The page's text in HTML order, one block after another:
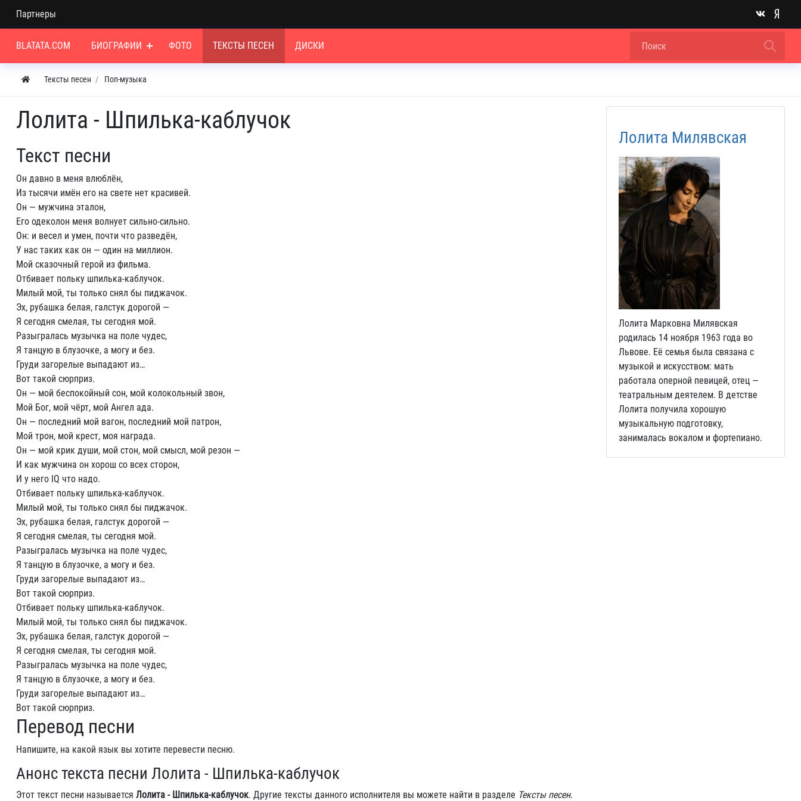
Партнеры
BLATATA.COM БИОГРАФИИ ФОТО ТЕКСТЫ ПЕСЕН ДИСКИ
Тексты песен Поп-музыка
Лолита - Шпилька-каблучок
Текст песни
Он давно в меня влюблён,
Из тысячи имён его на свете нет красивей.
Он — мужчина эталон,
Его одеколон меня волнует сильно-сильно.
Он: и весел и умен, почти что разведён,
У нас таких как он — один на миллион.
Мой сказочный герой из фильма.
Отбивает польку шпилька-каблучок.
Милый мой, ты только снял бы пиджачок.
Эх, рубашка белая, галстук дорогой —
Я сегодня смелая, ты сегодня мой.
Разыгралась музычка на поле чудес,
Я танцую в блузочке, а могу и без.
Груди загорелые выпадают из…
Вот такой сюрприз.
Он — мой беспокойный сон, мой колокольный звон,
Мой Бог, мой чёрт, мой Ангел ада.
Он — последний мой вагон, последний мой патрон,
Мой трон, мой крест, моя награда.
Он — мой крик души, мой стон, мой смысл, мой резон —
И как мужчина он хорош со всех сторон,
И у него IQ что надо.
Отбивает польку шпилька-каблучок.
Милый мой, ты только снял бы пиджачок.
Эх, рубашка белая, галстук дорогой —
Я сегодня смелая, ты сегодня мой.
Разыгралась музычка на поле чудес,
Я танцую в блузочке, а могу и без.
Груди загорелые выпадают из…
Вот такой сюрприз.
Отбивает польку шпилька-каблучок.
Милый мой, ты только снял бы пиджачок.
Эх, рубашка белая, галстук дорогой —
Я сегодня смелая, ты сегодня мой.
Разыгралась музычка на поле чудес,
Я танцую в блузочке, а могу и без.
Груди загорелые выпадают из…
Вот такой сюрприз.
Перевод песни
Напишите, на какой язык вы хотите перевести песню.
Анонс текста песни Лолита - Шпилька-каблучок
Этот текст песни называется Лолита - Шпилька-каблучок. Другие тексты данного исполнителя вы можете найти в разделе Тексты песен.
Лолита Милявская
Лолита Марковна Милявская
родилась 14 ноября 1963 года во
Львове. Её семья была связана с
музыкой и искусством: мать
работала оперной певицей, отец —
театральным деятелем. В детстве
Лолита получила хорошую
музыкальную подготовку,
занималась вокалом и фортепиано.